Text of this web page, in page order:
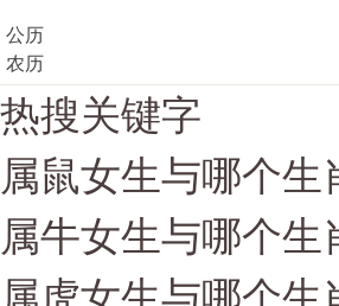
公历
农历
热搜关键字
属鼠女生与哪个生
属牛女生与哪个生
属虎女生与哪个生